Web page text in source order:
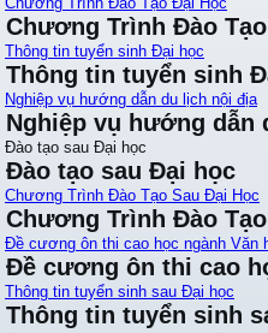
Chương Trình Đào
Thông tin tuyển sinh Đại học
Thông tin tuyển sinh
Nghiệp vụ hướng dẫn du lịch nội địa
Nghiệp vụ hướng dẫn
Đào tạo sau Đại học
Đào tạo sau Đại học
Chương Trình Đào Tạo Sau Đại Học
Chương Trình Đào
Đề cương ôn thi cao học ngành Văn
Đề cương ôn thi cao
Thông tin tuyển sinh sau Đại học
Thông tin tuyển sinh